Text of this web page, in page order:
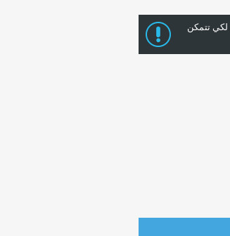
لكي تتمكن